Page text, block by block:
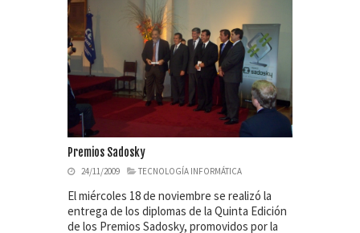
Premios Sadosky
24/11/2009 TECNOLOGÍA INFORMÁTICA
El miércoles 18 de noviembre se realizó la
entrega de los diplomas de la Quinta Edición
de los Premios Sadosky, promovidos por la